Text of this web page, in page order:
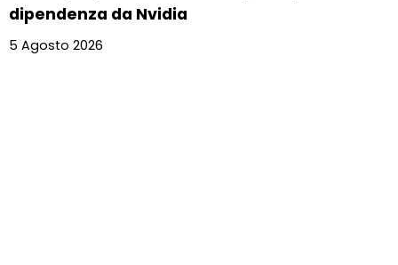
dipendenza da Nvidia
5 Agosto 2026